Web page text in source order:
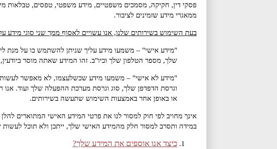
פסקי דין, חקיקה, מסמכים משפטיים, מידע משפטי, טפסים, טבלאות
ממאגרי מידע שזמינים לציבור.
בעת השימוש בשירותים שלנו, אנו עשויים לאסוף ממך שני סוגי מידע
"מידע אישי" – משמעו מידע עליך שניתן להשתמש בו על מנת
שלך, מספר הטלפון שלך וכיו"ב. זהו המידע שאתה מוסר
"מידע לא אישי" – משמעו מידע שכשלעצמו, לא מאפשר לעשות
וגרסת הדפדפן שלך, סוג וגרסת מערכת ההפעלה שלך ועוד.
או באופן אחר באמצעות השימוש שתעשה בשירותים.
אינך מחויב לפי חוק למסור לנו את פרטי המידע האישי המתוארים
במידה ותסרב למסור חלק מהמידע האישי שלך, ייתכן ולא תוכל
כיצד אנו אוספים את המידע שלך?